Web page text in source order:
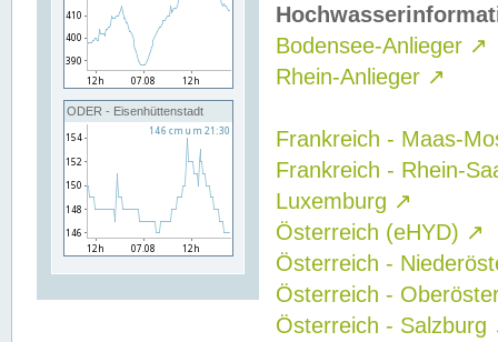
ODER - Eisenhüttenstadt
Bodensee-Anlieger ↗
Rhein-Anlieger ↗
Frankreich - Maas-
Frankreich - Rhein-
Luxemburg ↗
Österreich (eHYD) ↗
Österreich -
Österreich -
Österreich - Salzburg